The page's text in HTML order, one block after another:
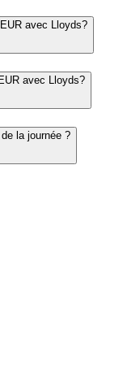
avec Lloyds?
avec Lloyds?
la journée ?